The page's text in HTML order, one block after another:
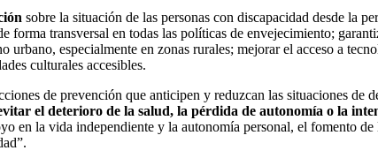
sobre la situación de las personas con discapacidad desde la
transversal en todas las políticas de envejecimiento;
especialmente en zonas rurales; mejorar el acceso a
culturales accesibles.
de prevención que anticipen y reduzcan las situaciones de
el deterioro de la salud, la pérdida de autonomía o la
en la vida independiente y la autonomía personal, el fomento